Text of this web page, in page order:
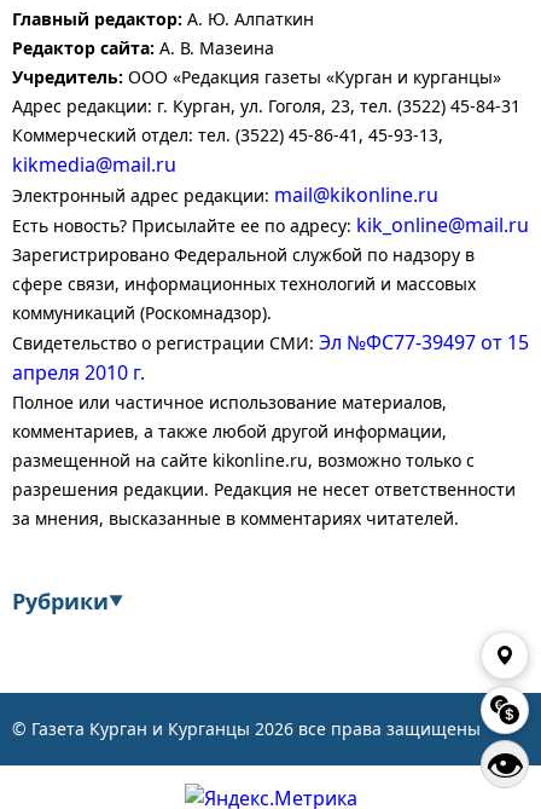
👁
Главный редактор: А. Ю. Алпаткин
Редактор сайта: А. В. Мазеина
Учредитель: ООО «Редакция газеты «Курган и курганцы»
Адрес редакции: г. Курган, ул. Гоголя, 23, тел. (3522) 45-84-31
Коммерческий отдел: тел. (3522) 45-86-41, 45-93-13,
kikmedia@mail.ru
Электронный адрес редакции: mail@kikonline.ru
Есть новость? Присылайте ее по адресу: kik_online@mail.ru
Зарегистрировано Федеральной службой по надзору в
сфере связи, информационных технологий и массовых
коммуникаций (Роскомнадзор).
Свидетельство о регистрации СМИ: Эл №ФС77-39497 от 15
апреля 2010 г.
Полное или частичное использование материалов,
комментариев, а также любой другой информации,
размещенной на сайте kikonline.ru, возможно только с
разрешения редакции. Редакция не несет ответственности
за мнения, высказанные в комментариях читателей.
Рубрики▼
© Газета Курган и Курганцы 2026 все права защищены